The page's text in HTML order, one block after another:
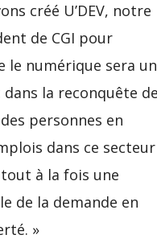
créé U’DEV, notre
de CGI pour
le numérique sera un
la reconquête de
personnes en
dans ce secteur
à la fois une
de la demande en
»